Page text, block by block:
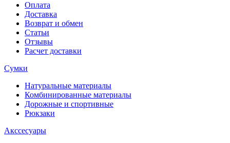
Оплата
Доставка
Возврат и обмен
Статьи
Отзывы
Расчет доставки
Сумки
Натуральные материалы
Комбинированные материалы
Дорожные и спортивные
Рюкзаки
Акссесуары